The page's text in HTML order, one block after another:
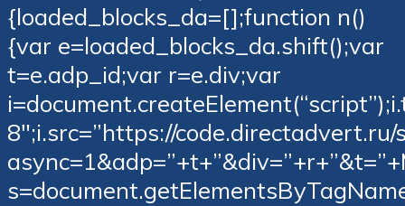
{loaded_blocks_da=[];function n()
{var e=loaded_blocks_da.shift();var
t=e.adp_id;var r=e.div;var
8″;i.src=”https://code.directadvert.ru/